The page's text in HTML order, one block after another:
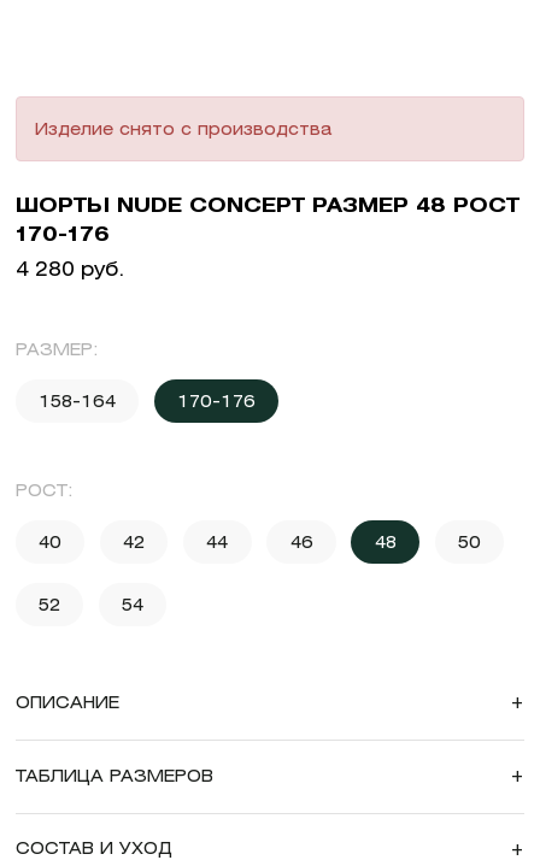
Изделие снято с производства
ШОРТЫ NUDE CONCEPT РАЗМЕР 48 РОСТ
170-176
4 280 руб.
РАЗМЕР:
158-164 170-176
РОСТ:
40 42 44 46 48 50
52 54
ОПИСАНИЕ +
ТАБЛИЦА РАЗМЕРОВ +
СОСТАВ И УХОД +